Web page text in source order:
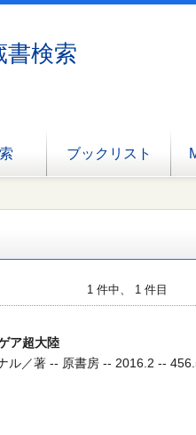
検索
ブックリスト
1 件中、 1 件目
ア超大陸
ル／著 -- 原書房 -- 2016.2 --